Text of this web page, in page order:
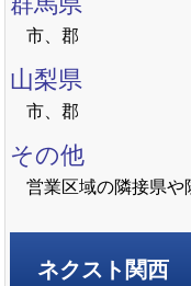
市、郡
山梨県
市、郡
その他
営業区域の隣接県
ネクスト関西